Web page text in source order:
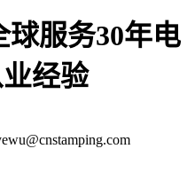
球服务30年电
经验